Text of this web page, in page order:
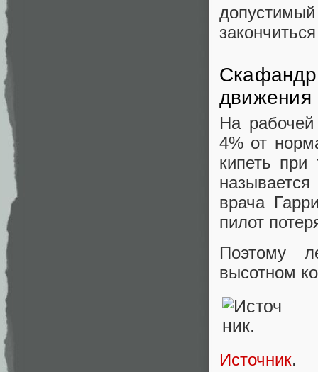
движения
На рабочей
4% от
кипеть при
врача
пилот
Поэтому
высотном
Источник.